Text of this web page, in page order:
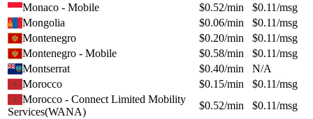
Monaco - Mobile
$0.52/min $0.11/msg
Mongolia
$0.06/min $0.11/msg
Montenegro
$0.20/min $0.11/msg
Montenegro - Mobile
$0.58/min $0.11/msg
Montserrat
$0.40/min
N/A
Morocco
$0.15/min $0.11/msg
Morocco - Connect Limited Mobility
Services(WANA)
$0.52/min $0.11/msg